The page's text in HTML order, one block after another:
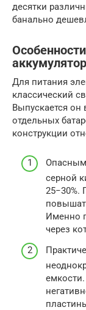
десятки
банально
Для питания
классический
Выпускается он
отдельных
конструкции
серной
25−30%.
Именно
через